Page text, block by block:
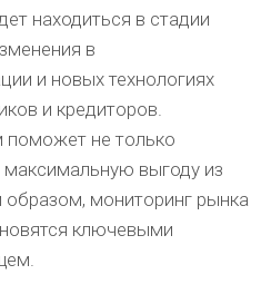
находиться в стадии
в
и новых технологиях
и кредиторов.
поможет не только
максимальную выгоду из
мониторинг рынка
ключевыми